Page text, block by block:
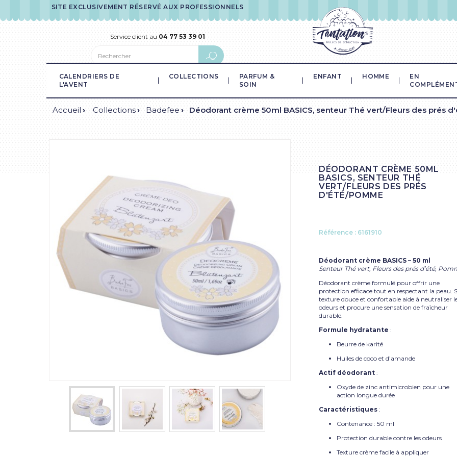
SITE EXCLUSIVEMENT RÉSERVÉ AUX PROFESSIONNELS
Service client au 04 77 53 39 01
CALENDRIERS DE
L'AVENT
COLLECTIONS
PARFUM &
SOIN
ENFANT HOMME
EN
Accueil Collections Badefee Déodorant crème 50ml BASICS, senteur Thé vert/Fleurs des prés
DÉODORANT CRÈME 50ML
BASICS, SENTEUR THÉ
VERT/FLEURS DES PRÉS
D'ÉTÉ/POMME
Référence : 6161910
Déodorant crème BASICS – 50 ml
Senteur Thé vert, Fleurs des prés d’été,
Déodorant crème formulé pour offrir une
protection efficace tout en respectant la peau.
texture douce et confortable aide à neutraliser
odeurs et procure une sensation de fraîcheur
durable.
Formule hydratante :
Beurre de karité
Huiles de coco et d’amande
Actif déodorant :
Oxyde de zinc antimicrobien pour une
action longue durée
Caractéristiques :
Contenance : 50 ml
Protection durable contre les odeurs
Texture crème facile à appliquer